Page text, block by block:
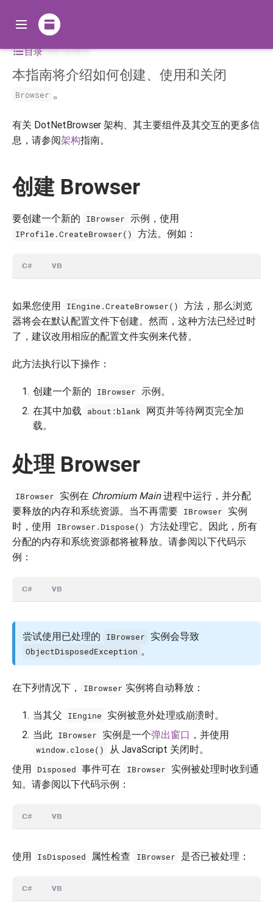
目录
Browser
本指南将介绍如何创建、使用和关闭
Browser 。
有关 DotNetBrowser 架构、其主要组件及其交互的更多信
息，请参阅架构指南。
创建 Browser
要创建一个新的 IBrowser 示例，使用
IProfile.CreateBrowser() 方法。例如：
C# VB
如果您使用 IEngine.CreateBrowser()
方法，那么浏览
器将会在默认配置文件下创建。然而，这种方法已经过时
了，建议改用相应的配置文件实例来代替。
此方法执行以下操作：
创建一个新的 IBrowser 示例。
在其中加载
about:blank
网页并等待网页完全加
载。
处理 Browser
IBrowser 实例在 Chromium Main进程中运行，并分配
要释放的内存和系统资源。当不再需要 IBrowser
实例
时，使用
IBrowser.Dispose()
方法处理它。因此，所有
分配的内存和系统资源都将被释放。请参阅以下代码示
例：
C# VB
尝试使用已处理的 IBrowser 实例会导致
ObjectDisposedException 。
在下列情况下， IBrowser 实例将自动释放：
当其父 IEngine
实例被意外处理或崩溃时。
当此 IBrowser 实例是一个弹出窗口 ，并使用
window.close()
从 JavaScript 关闭时。
使用
Disposed 事件可在 IBrowser
实例被处理时收到通
知。请参阅以下代码示例：
C# VB
使用 IsDisposed 属性检查 IBrowser 是否已被处理：
C# VB